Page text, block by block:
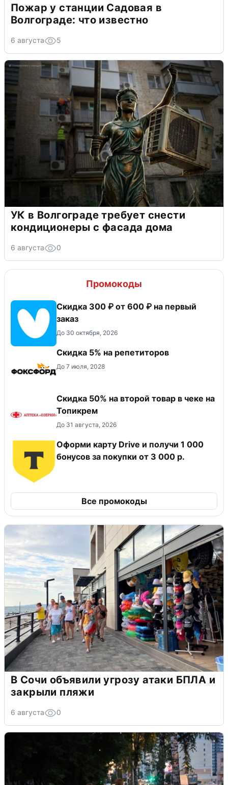
Пожар у станции Садовая в
Волгограде: что известно
6 августа 5
УК в Волгограде требует снести
кондиционеры с фасада дома
6 августа 0
Промокоды
Скидка 300 ₽ от 600 ₽ на первый
заказ
До 30 октября, 2026
Скидка 5% на репетиторов
До 7 июля, 2028
Скидка 50% на второй товар в чеке на
Топикрем
До 31 августа, 2026
Оформи карту Drive и получи 1 000
бонусов за покупки от 3 000 р.
Все промокоды
В Сочи объявили угрозу атаки БПЛА и
закрыли пляжи
6 августа 0